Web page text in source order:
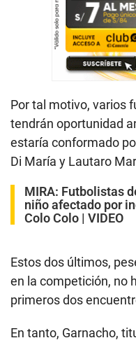
Por tal motivo, varios
tendrán oportunidad
estaría conformado
Di María y Lautaro
MIRA: Futbolistas
niño afectado por
Colo Colo | VIDEO
Estos dos últimos,
en la competición, no
primeros dos
En tanto, Garnacho,